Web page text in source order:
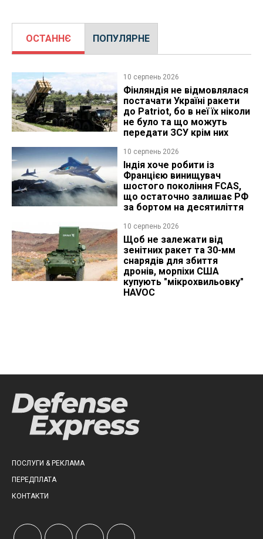
ОСТАННЄ ПОПУЛЯРНЕ
10 серпень 2026
Фінляндія не відмовлялася
постачати Україні ракети
до Patriot, бо в неї їх ніколи
не було та що можуть
передати ЗСУ крім них
10 серпень 2026
Індія хоче робити із
Францією винищувач
шостого покоління FCAS,
що остаточно залишає РФ
за бортом на десятиліття
10 серпень 2026
Щоб не залежати від
зенітних ракет та 30-мм
снарядів для збиття
дронів, морпіхи США
купують "мікрохвильовку"
HAVOC
ПОСЛУГИ & РЕКЛАМА
ПЕРЕДПЛАТА
КОНТАКТИ